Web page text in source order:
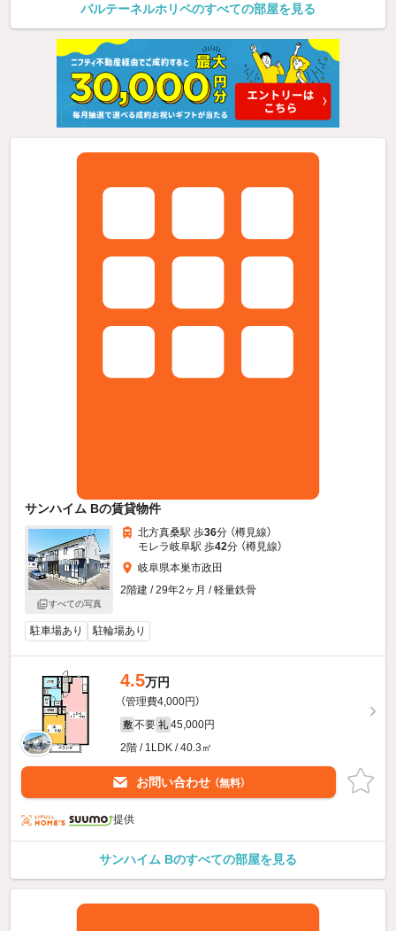
パルテーネルホリペのすべての部屋を見る
サンハイム Bの賃貸物件
すべての写真
北方真桑駅 歩36分 （樽見線）
モレラ岐阜駅 歩42分 （樽見線）
岐阜県本巣市政田
2階建 / 29年2ヶ月 / 軽量鉄骨
駐車場あり 駐輪場あり
4.5万円
（管理費4,000円）
敷 不要 礼 45,000円
2階 / 1LDK / 40.3㎡
お問い合わせ （無料）
提供
サンハイム Bのすべての部屋を見る